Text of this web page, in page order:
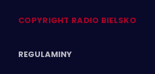
COPYRIGHT RADIO BIELSKO
REGULAMINY